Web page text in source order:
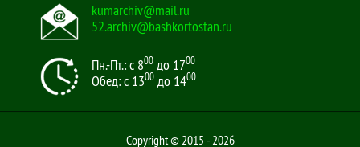
kumarchiv@mail.ru
52.archiv@bashkortostan.ru
Пн.-Пт.: с 800 до 1700
Обед: с 1300 до 1400
Copyright © 2015 - 2026